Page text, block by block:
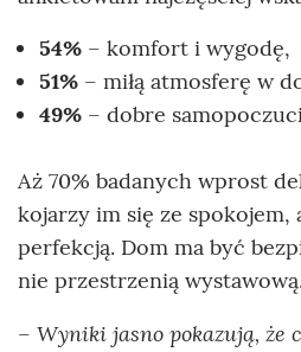
54% – komfort i wygodę,
51% – miłą atmosferę w
49% – dobre
Aż 70% badanych wprost
kojarzy im się ze spokojem,
perfekcją. Dom ma być
nie przestrzenią
– Wyniki jasno pokazują, że